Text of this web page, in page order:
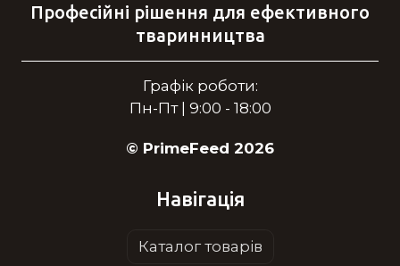
Професійні рішення для ефективного
тваринництва
Графік роботи:
Пн-Пт | 9:00 - 18:00
© PrimeFeed 2026
Навігація
Каталог товарів